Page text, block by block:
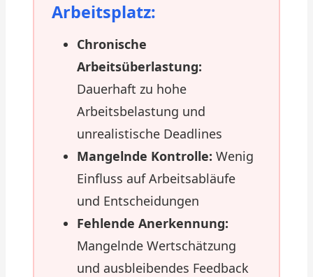
Arbeitsplatz:
Chronische
Arbeitsüberlastung:
Dauerhaft zu hohe
Arbeitsbelastung und
unrealistische Deadlines
Mangelnde Kontrolle: Wenig
Einfluss auf Arbeitsabläufe
und Entscheidungen
Fehlende Anerkennung:
Mangelnde Wertschätzung
und ausbleibendes Feedback